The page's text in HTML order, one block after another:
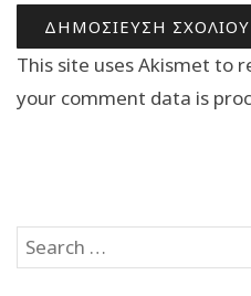
This site uses Akismet to
your comment data is
Search
for: